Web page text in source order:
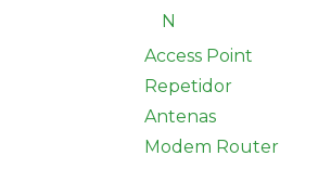
N
Access Point
Repetidor
Antenas
Modem Router